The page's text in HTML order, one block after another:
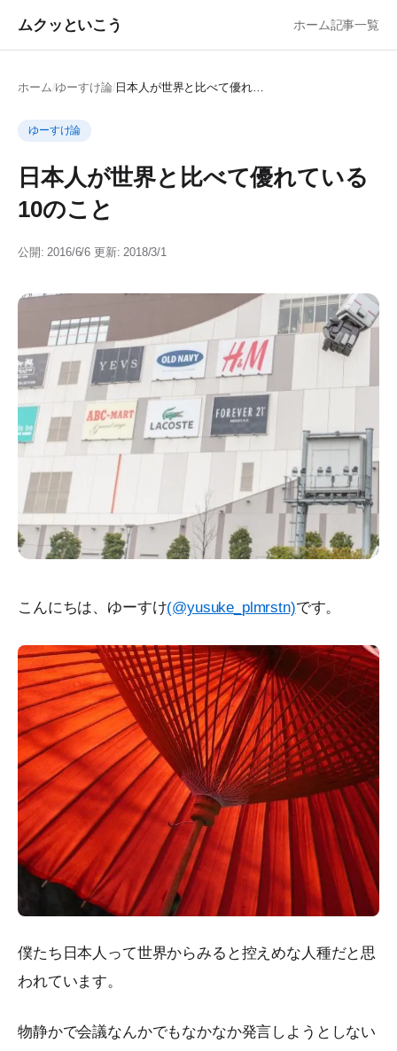
ムクッといこう ホーム記事一覧
ホーム/ゆーすけ論/ 日本人が世界と比べて優れている10のこと
ゆーすけ論
日本人が世界と比べて優れている
10のこと
公開: 2016/6/6 更新: 2018/3/1
こんにちは、ゆーすけ(@yusuke_plmrstn)です。
僕たち日本人って世界からみると控えめな人種だと思
われています。
物静かで会議なんかでもなかなか発言しようとしない